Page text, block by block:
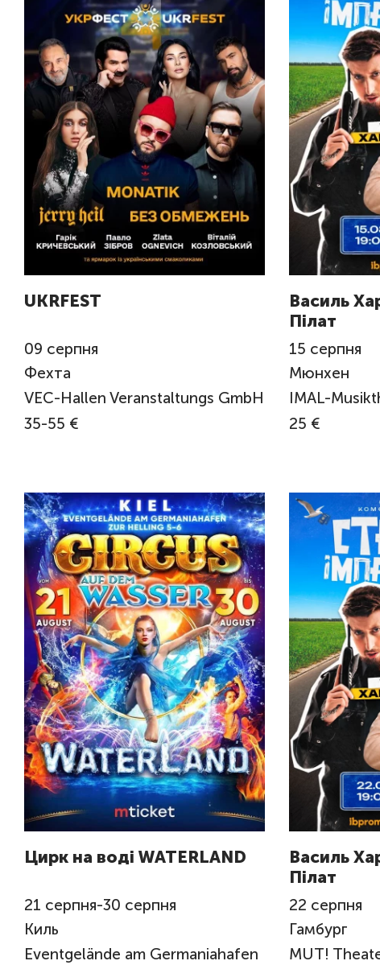
UKRFEST
09 серпня
Фехта
VEC-Hallen Veranstaltungs GmbH
35-55 €
Василь
Пілат
15 серпня
Мюнхен
IMAL-
25 €
Цирк на воді WATERLAND
21 серпня-30 серпня
Киль
Eventgelände am Germaniahafen
Василь
Пілат
22 серпня
Гамбург
MUT!